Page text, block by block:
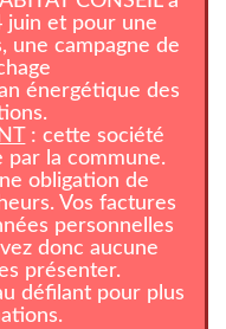
juin et pour une
une campagne de
énergétique des
: cette société
par la commune.
obligation de
Vos factures
personnelles
donc aucune
présenter.
défilant pour plus